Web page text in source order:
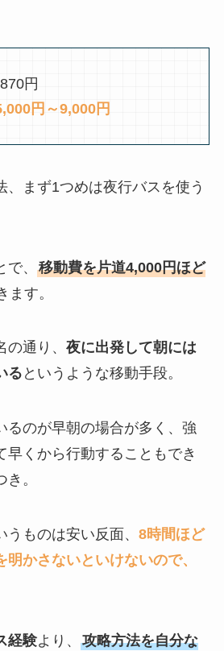
円
円～9,000円
、まず1つめは夜行バスを使う
、
移動費を片道4,000円ほど
ます。
通り、 夜に出発して朝には
るというような移動手段。
るのが早朝の場合が多く、強
早くから行動することもでき
。
ものは安い反面、 8時間ほど
かさないといけないので、
経験より、 攻略方法を自分な